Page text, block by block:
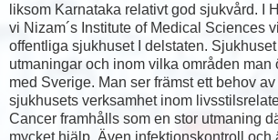
liksom Karnataka relativt god sjukvård. I
vi Nizam´s Institute of Medical Sciences
offentliga sjukhuset I delstaten.
utmaningar och inom vilka områden man
med Sverige. Man ser främst ett behov
sjukhusets verksamhet inom
Cancer framhålls som en stor utmaning
mycket hjälp. Även infektionskontroll och